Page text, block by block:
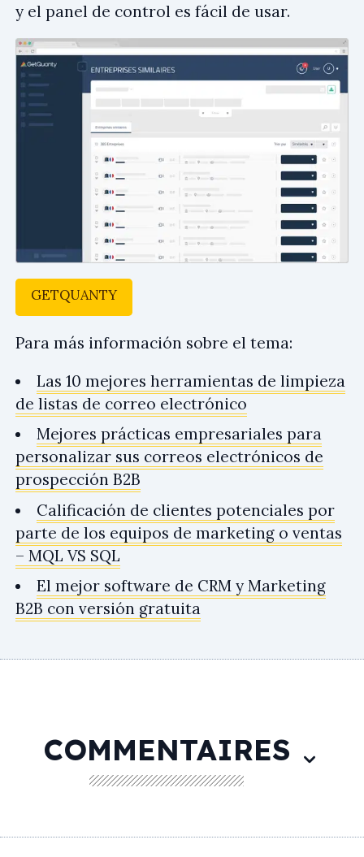
y el panel de control es fácil de usar.
GETQUANTY
Para más información sobre el tema:
Las 10 mejores herramientas de limpieza
de listas de correo electrónico
Mejores prácticas empresariales para
personalizar sus correos electrónicos de
prospección B2B
Calificación de clientes potenciales por
parte de los equipos de marketing o ventas
– MQL VS SQL
El mejor software de CRM y Marketing
B2B con versión gratuita
COMMENTAIRES